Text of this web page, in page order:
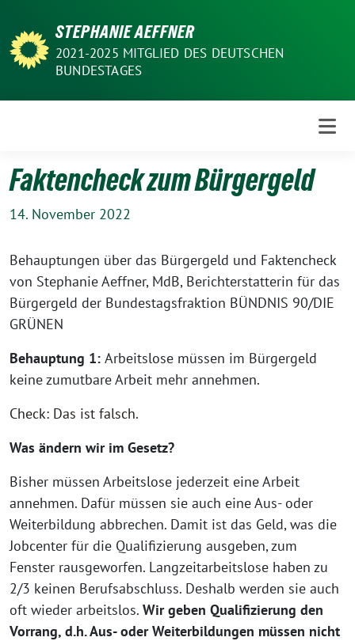
zum
Inhalt
STEPHANIE AEFFNER
2021-2025 MITGLIED DES DEUTSCHEN
BUNDESTAGES
Faktencheck zum Bürgergeld
14. November 2022
Behauptungen über das Bürgergeld und Faktencheck
von Stephanie Aeffner, MdB, Berichterstatterin für das
Bürgergeld der Bundestagsfraktion BÜNDNIS 90/DIE
GRÜNEN
Behauptung 1: Arbeitslose müssen im Bürgergeld
keine zumutbare Arbeit mehr annehmen.
Check: Das ist falsch.
Was ändern wir im Gesetz?
Bisher müssen Arbeitslose jederzeit eine Arbeit
annehmen. Dafür müssen sie auch eine Aus- oder
Weiterbildung abbrechen. Damit ist das Geld, was die
Jobcenter für die Qualifizierung ausgeben, zum
Fenster rausgeworfen. Langzeitarbeitslose haben zu
2/3 keinen Berufsabschluss. Deshalb werden sie auch
oft wieder arbeitslos. Wir geben Qualifizierung den
Vorrang, d.h. Aus- oder Weiterbildungen müssen nicht